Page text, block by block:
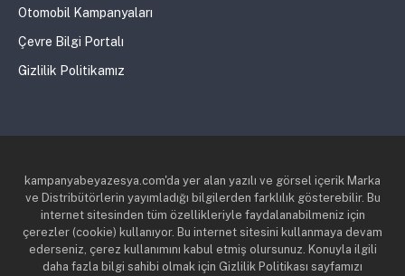
Otomobil Kampanyaları
Çevre Bilgi Portalı
Gizlilik Politikamız
kampanyabeyazesya.com'da yer alan yazılı ve görsel içerik Marka
ve Distribütörlerin yayımladığı bilgilerden farklılık gösterebilir. Bu
internet sitesinden tüm özellikleriyle faydalanabilmeniz için
çerezler (cookie) kullanıyor. Bu internet sitesini kullanmaya devam
ederseniz, çerez kullanımını kabul etmiş olursunuz. Konuyla ilgili
daha fazla bilgi sahibi olmak için Gizlilik Politikası sayfamızı